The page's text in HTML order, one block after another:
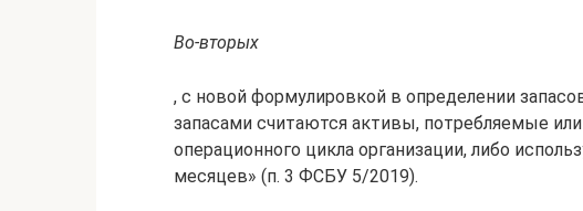
Во-вторых
, с новой формулировкой в определении
запасами считаются активы, потребляемые
операционного цикла организации, либо
месяцев» (п. 3 ФСБУ 5/2019).